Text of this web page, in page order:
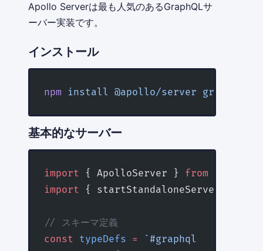
Apollo Serverは最も人気のあるGraphQLサ
ーバー実装です。
インストール
npm install @apollo/server graphql
基本的なサーバー
import { ApolloServer } from
import { startStandaloneServer }
// スキーマ定義
const typeDefs = `#graphql